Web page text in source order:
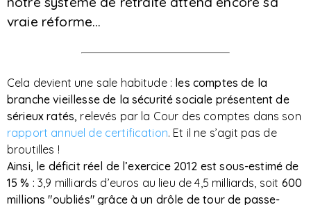
vraie réforme…
Cela devient une sale habitude : les comptes de la
branche vieillesse de la sécurité sociale présentent de
sérieux ratés, relevés par la Cour des comptes dans son
rapport annuel de certification. Et il ne s’agit pas de
broutilles !
Ainsi, le déficit réel de l’exercice 2012 est sous-estimé de
15 % : 3,9 milliards d’euros au lieu de 4,5 milliards, soit 600
millions "oubliés" grâce à un drôle de tour de passe-